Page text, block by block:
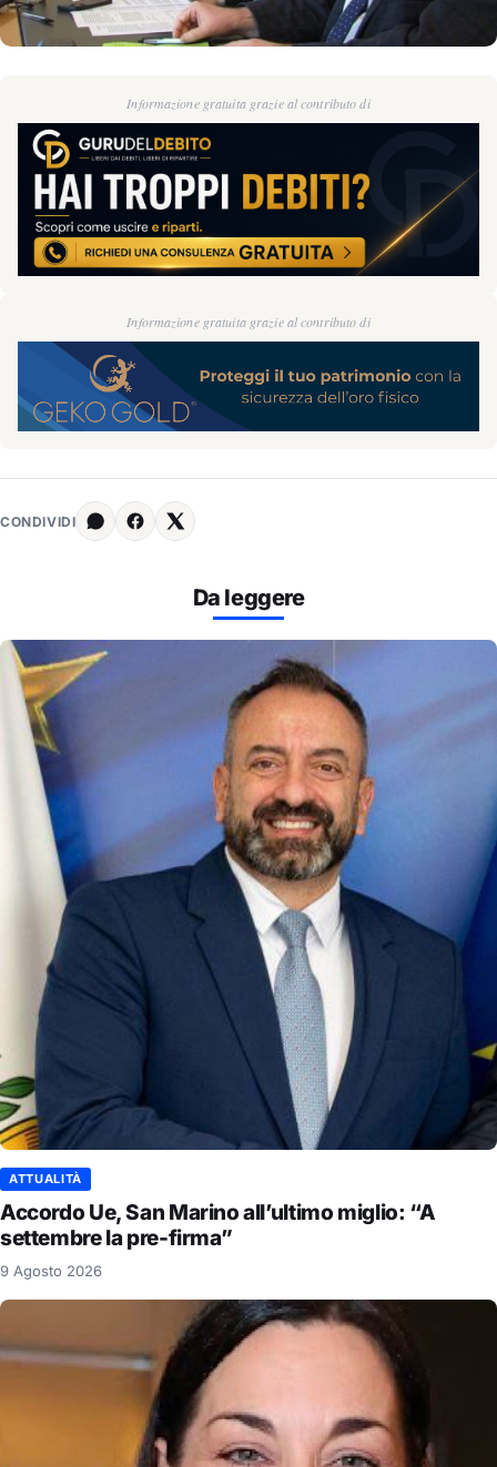
Informazione gratuita grazie al contributo di
Informazione gratuita grazie al contributo di
CONDIVIDI
Da leggere
ATTUALITÀ
Accordo Ue, San Marino all’ultimo miglio: “A
settembre la pre-firma”
9 Agosto 2026